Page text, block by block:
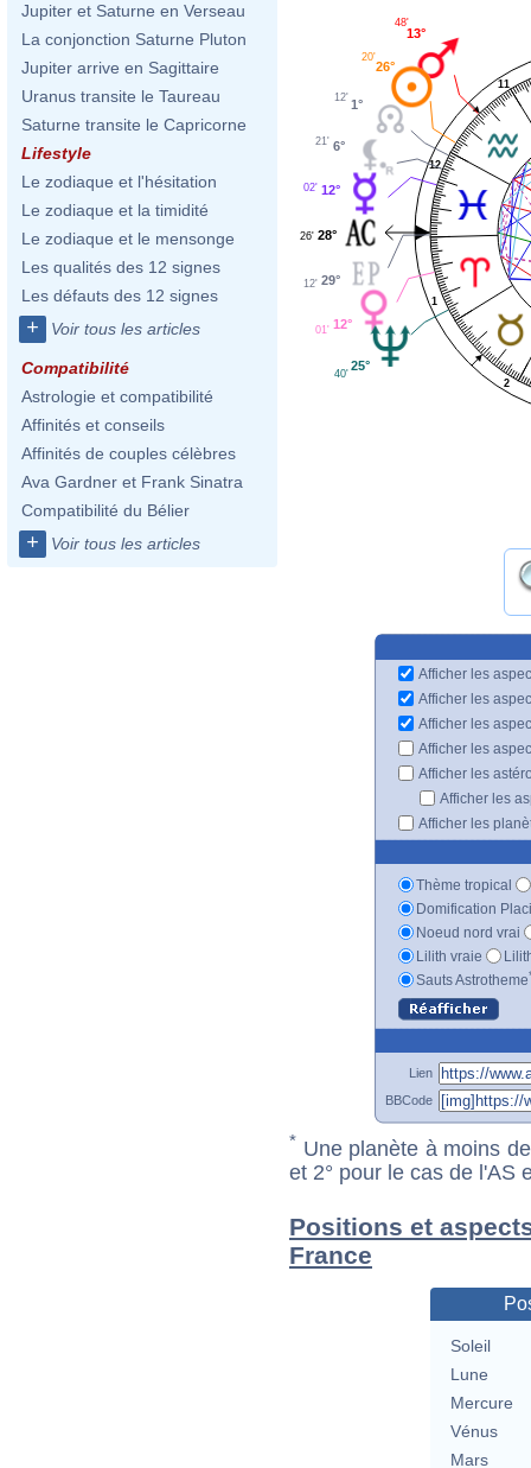
Jupiter et Saturne en Verseau
La conjonction Saturne Pluton
Jupiter arrive en Sagittaire
Uranus transite le Taureau
Saturne transite le Capricorne
Lifestyle
Le zodiaque et l'hésitation
Le zodiaque et la timidité
Le zodiaque et le mensonge
Les qualités des 12 signes
Les défauts des 12 signes
+ Voir tous les articles
Compatibilité
Astrologie et compatibilité
Affinités et conseils
Affinités de couples célèbres
Ava Gardner et Frank Sinatra
Compatibilité du Bélier
+ Voir tous les articles
1
2
11
12
13°
48'
26°
20'
1°
12'
6°
21'
12°
02'
28°
26'
29°
12'
12°
01'
25°
40'
Afficher les
Afficher les
Afficher les
Afficher les
Afficher les
Afficher les
Afficher les
Thème tropical
Domification
Noeud nord vrai
Lilith vraie
Sauts Astrotheme
Lien
BBCode
* Une planète à moins
et 2° pour le cas de l'AS
Positions et
France
Soleil
Lune
Mercure
Vénus
Mars